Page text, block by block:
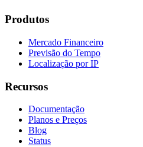
Produtos
Mercado Financeiro
Previsão do Tempo
Localização por IP
Recursos
Documentação
Planos e Preços
Blog
Status